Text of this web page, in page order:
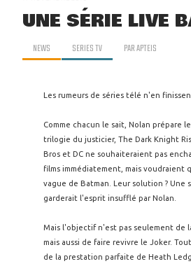
UNE SÉRIE LIVE
NEWS SERIES TV PARAPTEIS
Les rumeurs de séries télé n'en
Comme chacun le sait, Nolan prépare
trilogie du justicier, The Dark Knight
Bros et DC ne souhaiteraient pas
films immédiatement, mais voudraient
vague de Batman. Leur solution ? Une
garderait l'esprit insufflé par Nolan.
Mais l'objectif n'est pas seulement de
mais aussi de faire revivre le Joker.
de la prestation parfaite de Heath